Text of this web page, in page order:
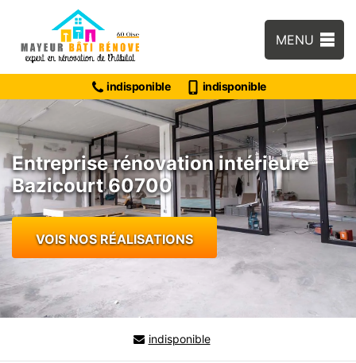
MENU
indisponible indisponible
Entreprise rénovation intérieure
Bazicourt 60700
VOIS NOS RÉALISATIONS
indisponible